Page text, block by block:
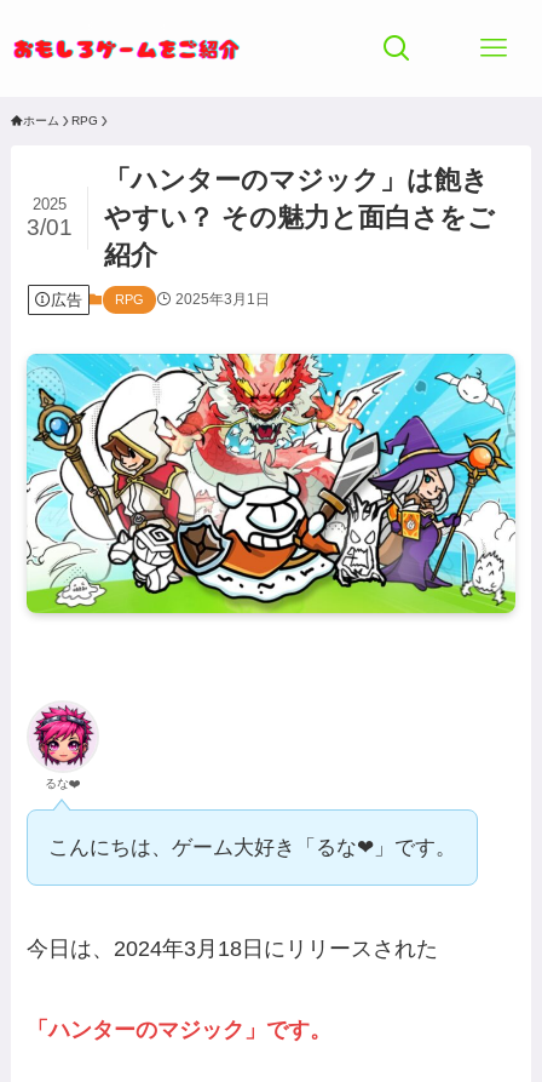
ホーム RPG
「ハンターのマジック」は飽き
やすい？ その魅力と面白さをご
紹介
2025
3/01
広告 RPG 2025年3月1日
るな❤️
こんにちは、ゲーム大好き「るな❤」です。
今日は、2024年3月18日にリリースされた
「ハンターのマジック」です。